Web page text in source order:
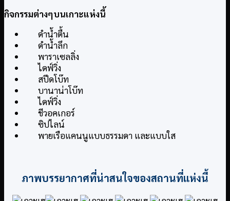
กิจกรรมต่างๆบนเกาะแห่งนี้
ดำน้ำตื้น
ดำน้ำลึก
พาราเซลลิ่ง
ไดฟ์วิ่ง
สปีดโบ๊ท
บานาน่าโบ๊ท
ไดฟ์วิ่ง
ชีวอคเกอร์
ซิปไลน์
พายเรือแคนนูแบบธรรมดา และแบบใส
ภาพบรรยากาศที่น่าสนใจของสถานที่แห่งนี้